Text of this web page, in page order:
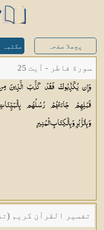
پچھلا صفحہ مکتبہ
سورة فاطر - آیت 25
وَإِن يُكَذِّبُوكَ فَقَدْ كَذَّبَ الَّذِينَ
قَبْلِهِمْ جَاءَتْهُمْ رُسُلُهُم
وَبِالزُّبُرِ وَبِالْكِتَابِالْمُنِيرِ
تفسیر القرآن کریم